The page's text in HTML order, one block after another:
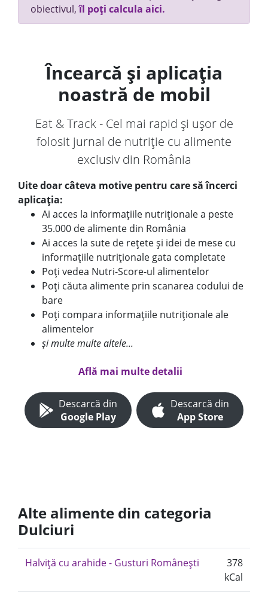
obiectivul,îl poți calcula aici.
Încearcă și aplicația
noastră de mobil
Eat & Track - Cel mai rapid și ușor de
folosit jurnal de nutriție cu alimente
exclusiv din România
Uite doar câteva motive pentru care să încerci
aplicația:
Ai acces la informațiile nutriționale a peste
35.000 de alimente din România
Ai acces la sute de rețete și idei de mese cu
informațiile nutriționale gata completate
Poți vedea Nutri-Score-ul alimentelor
Poți căuta alimente prin scanarea codului de
bare
Poți compara informațiile nutriționale ale
alimentelor
și multe multe altele...
Află mai multe detalii
Descarcă din
Google Play
Descarcă din
App Store
Alte alimente din categoria
Dulciuri
Halviță cu arahide - Gusturi Românești
378
kCal